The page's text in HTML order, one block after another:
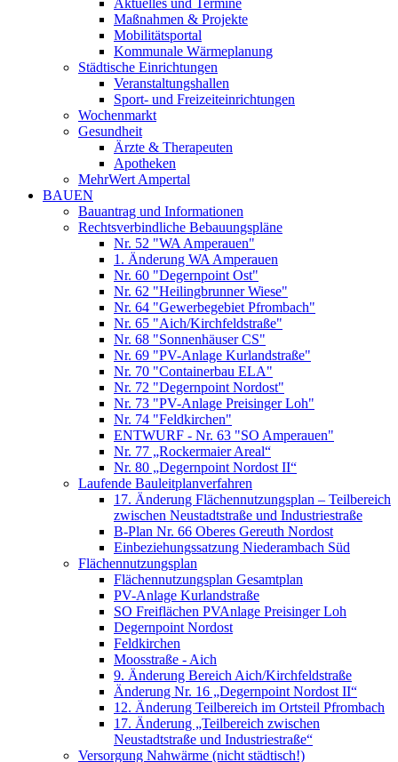
Aktuelles und Termine
Maßnahmen & Projekte
Mobilitätsportal
Kommunale Wärmeplanung
Städtische Einrichtungen
Veranstaltungshallen
Sport- und Freizeiteinrichtungen
Wochenmarkt
Gesundheit
Ärzte & Therapeuten
Apotheken
MehrWert Ampertal
BAUEN
Bauantrag und Informationen
Rechtsverbindliche Bebauungspläne
Nr. 52 "WA Amperauen"
1. Änderung WA Amperauen
Nr. 60 "Degernpoint Ost"
Nr. 62 "Heilingbrunner Wiese"
Nr. 64 "Gewerbegebiet Pfrombach"
Nr. 65 "Aich/Kirchfeldstraße"
Nr. 68 "Sonnenhäuser CS"
Nr. 69 "PV-Anlage Kurlandstraße"
Nr. 70 "Containerbau ELA"
Nr. 72 "Degernpoint Nordost"
Nr. 73 "PV-Anlage Preisinger Loh"
Nr. 74 "Feldkirchen"
ENTWURF - Nr. 63 "SO Amperauen"
Nr. 77 „Rockermaier Areal“
Nr. 80 „Degernpoint Nordost II“
Laufende Bauleitplanverfahren
17. Änderung Flächennutzungsplan – Teilbereich
zwischen Neustadtstraße und Industriestraße
B-Plan Nr. 66 Oberes Gereuth Nordost
Einbeziehungssatzung Niederambach Süd
Flächennutzungsplan
Flächennutzungsplan Gesamtplan
PV-Anlage Kurlandstraße
SO Freiflächen PV­Anlage Preisinger Loh
Degernpoint Nordost
Feldkirchen
Moosstraße - Aich
9. Änderung Bereich Aich/Kirchfeldstraße
Änderung Nr. 16 „Degernpoint Nordost II“
12. Änderung Teilbereich im Ortsteil Pfrombach
17. Änderung „Teilbereich zwischen
Neustadtstraße und Industriestraße“
Versorgung Nahwärme (nicht städtisch!)